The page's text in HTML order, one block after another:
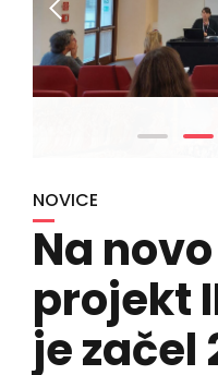
Na novo
projekt
je začel
oktobra